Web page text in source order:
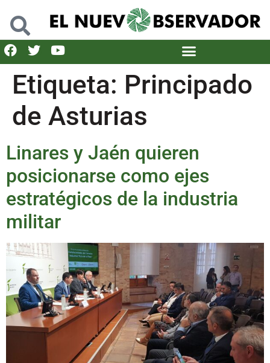
Etiqueta: Principado
de Asturias
Linares y Jaén quieren
posicionarse como ejes
estratégicos de la industria
militar